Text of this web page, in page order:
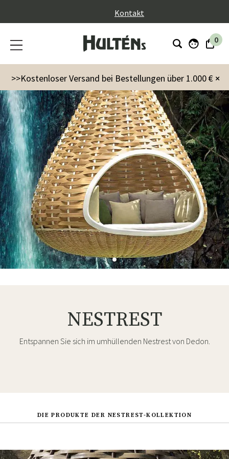
Kontakt
0
×
>>Kostenloser Versand bei Bestellungen über 1.000 €
NESTREST
Entspannen Sie sich im umhüllenden Nestrest von Dedon.
DIE PRODUKTE DER NESTREST-KOLLEKTION